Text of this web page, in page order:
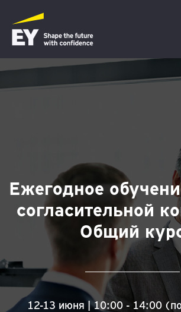
Ежегодное
согласительной
Общий
12-13 июня | 10:00 - 14:00